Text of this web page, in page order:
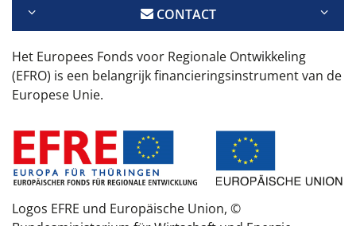
CONTACT
Het Europees Fonds voor Regionale Ontwikkeling
(EFRO) is een belangrijk financieringsinstrument van de
Europese Unie.
Logos EFRE und Europäische Union, ©